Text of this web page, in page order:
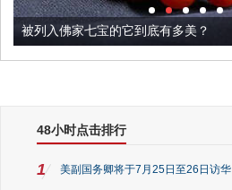
被列入佛家七宝的它到底有多美？
48小时点击排行
1 美副国务卿将于7月25日至26日访华